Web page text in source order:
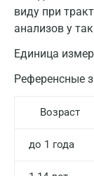
виду при
анализов у
Единица
Референсные
Возраст
до 1 года